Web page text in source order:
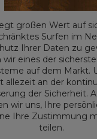
großen Wert auf
Surfen im
Ihrer Daten zu
wir eines der
auf dem Markt.
allezeit an der
der Sicherheit.
wir uns, Ihre
Ihre Zustimmung
teilen.